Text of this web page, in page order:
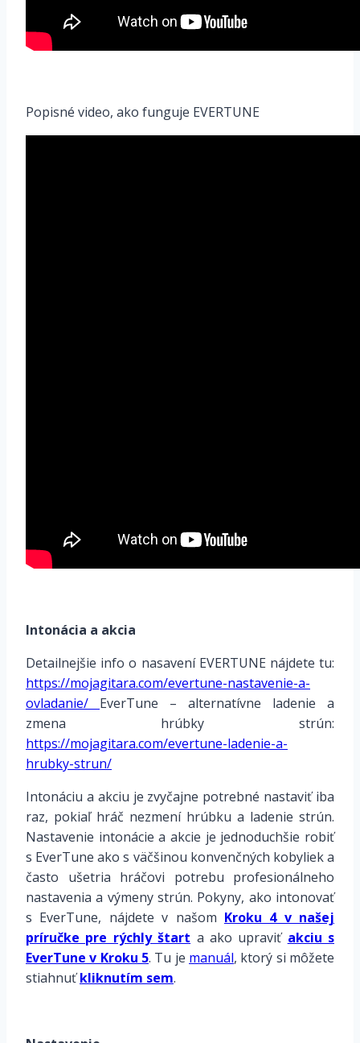
Popisné video, ako funguje EVERTUNE
Intonácia a akcia
Detailnejšie info o nasavení EVERTUNE nájdete tu:
https://mojagitara.com/evertune-nastavenie-a-
ovladanie/ EverTune – alternatívne ladenie a
zmena hrúbky strún:
https://mojagitara.com/evertune-ladenie-a-
hrubky-strun/
Intonáciu a akciu je zvyčajne potrebné nastaviť iba
raz, pokiaľ hráč nezmení hrúbku a ladenie strún.
Nastavenie intonácie a akcie je jednoduchšie robiť
s EverTune ako s väčšinou konvenčných kobyliek a
často ušetria hráčovi potrebu profesionálneho
nastavenia a výmeny strún. Pokyny, ako intonovať
s EverTune, nájdete v našom Kroku 4 v našej
príručke pre rýchly štart a ako upraviť akciu s
EverTune v Kroku 5. Tu je manuál, ktorý si môžete
stiahnuťkliknutím sem.